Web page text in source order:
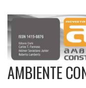
AMBIENTE